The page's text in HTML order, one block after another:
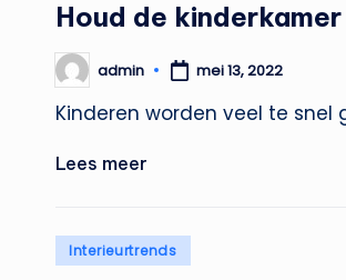
Houd de
Geplaatst
door
admin mei 13, 2022
Kinderen worden veel te snel
Lees meer
Geplaatst
Interieurtrends